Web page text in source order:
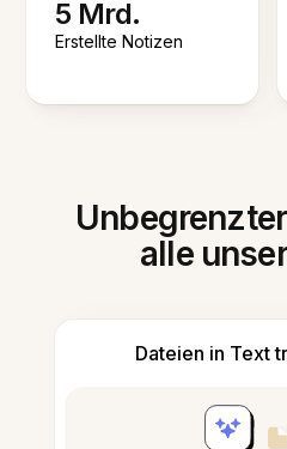
5 Mrd.
Erstellte Notizen
alle
Dateien in Text